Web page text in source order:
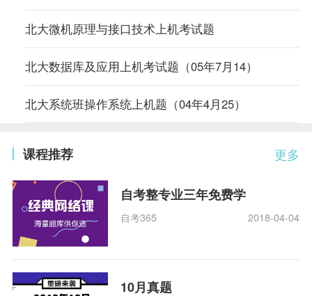
北大微机原理与接口技术上机考试题
北大数据库及应用上机考试题（05年7月14）
北大系统班操作系统上机题（04年4月25）
更多
课程推荐
自考整专业三年免费学
自考365 2018-04-04
10月真题